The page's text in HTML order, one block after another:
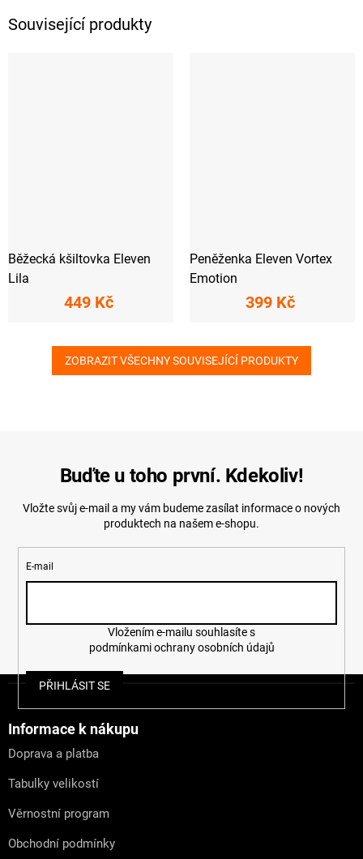
Související produkty
Běžecká kšiltovka Eleven
Lila
449 Kč
Peněženka Eleven Vortex
Emotion
399 Kč
ZOBRAZIT VŠECHNY SOUVISEJÍCÍ PRODUKTY
Buďte u toho první. Kdekoliv!
Vložte svůj e-mail a my vám budeme zasílat informace o nových
produktech na našem e-shopu.
E-mail
podmínkami ochrany osobních údajů
PŘIHLÁSIT SE
Informace k nákupu
Doprava a platba
Tabulky velikostí
Věrnostní program
Obchodní podmínky